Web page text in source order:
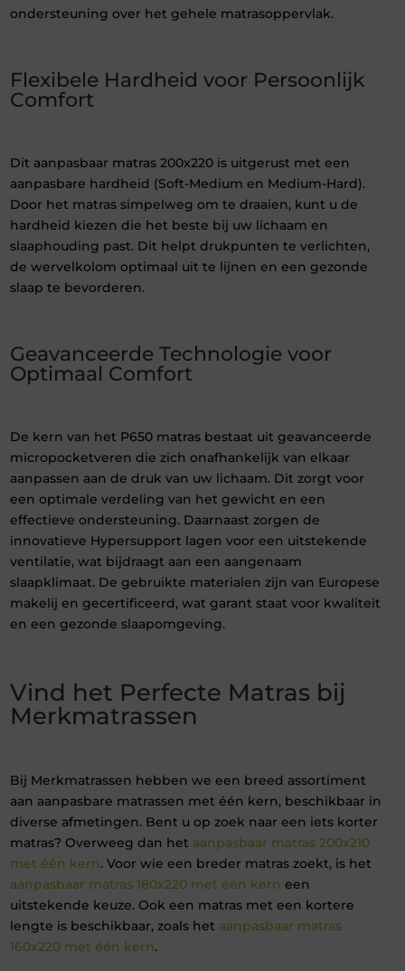
ondersteuning over het gehele matrasoppervlak.
Flexibele Hardheid voor Persoonlijk
Comfort
Dit aanpasbaar matras 200x220 is uitgerust met een
aanpasbare hardheid (Soft-Medium en Medium-Hard).
Door het matras simpelweg om te draaien, kunt u de
hardheid kiezen die het beste bij uw lichaam en
slaaphouding past. Dit helpt drukpunten te verlichten,
de wervelkolom optimaal uit te lijnen en een gezonde
slaap te bevorderen.
Geavanceerde Technologie voor
Optimaal Comfort
De kern van het P650 matras bestaat uit geavanceerde
micropocketveren die zich onafhankelijk van elkaar
aanpassen aan de druk van uw lichaam. Dit zorgt voor
een optimale verdeling van het gewicht en een
effectieve ondersteuning. Daarnaast zorgen de
innovatieve Hypersupport lagen voor een uitstekende
ventilatie, wat bijdraagt aan een aangenaam
slaapklimaat. De gebruikte materialen zijn van Europese
makelij en gecertificeerd, wat garant staat voor kwaliteit
en een gezonde slaapomgeving.
Vind het Perfecte Matras bij
Merkmatrassen
Bij Merkmatrassen hebben we een breed assortiment
aan aanpasbare matrassen met één kern, beschikbaar in
diverse afmetingen. Bent u op zoek naar een iets korter
matras? Overweeg dan het aanpasbaar matras 200x210
met één kern. Voor wie een breder matras zoekt, is het
aanpasbaar matras 180x220 met één kern een
uitstekende keuze. Ook een matras met een kortere
lengte is beschikbaar, zoals het aanpasbaar matras
160x220 met één kern.